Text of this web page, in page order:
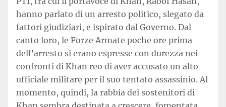
hanno parlato di un arresto politico, slegato da
fattori giudiziari, e ispirato dal Governo. Dal
canto loro, le Forze Armate poche ore prima
dell’arresto si erano espresse con durezza nei
confronti di Khan reo di aver accusato un alto
ufficiale militare per il suo tentato assassinio. Al
momento, quindi, la rabbia dei sostenitori di